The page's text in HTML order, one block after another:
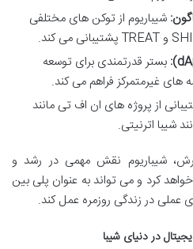
شیباریوم از توکن های مختلفی
بستر قدرتمندی برای توسعه
غیرمتمرکز فراهم می کند.
از پروژه های ان اف تی مانند
شیبا اترنیتی.
شیباریوم نقش مهمی در رشد و
کرد و می تواند به عنوان پلی بین
عملی در زندگی روزمره عمل کند.